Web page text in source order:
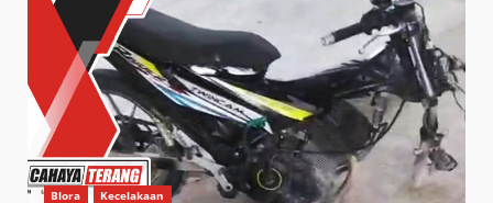
Blora Kecelakaan